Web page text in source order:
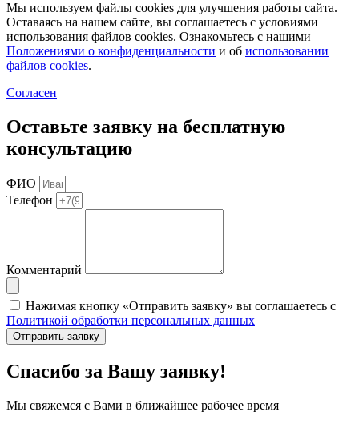
Мы используем файлы cookies для улучшения работы сайта.
Оставаясь на нашем сайте, вы соглашаетесь с условиями
использования файлов cookies. Ознакомьтесь с нашими
Положениями о конфиденциальности и об использовании
файлов cookies.
Согласен
Оставьте заявку на бесплатную
консультацию
ФИО
Телефон
Комментарий
Нажимая кнопку «Отправить заявку» вы соглашаетесь с
Политикой обработки персональных данных
Отправить заявку
Спасибо за Вашу заявку!
Мы свяжемся с Вами в ближайшее рабочее время